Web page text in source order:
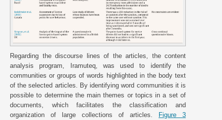
Regarding the discourse lines of the articles, the content
analysis program, Iramuteq, was used to identify the
communities or groups of words highlighted in the body text
of the selected articles. By identifying word communities it is
possible to determine the main themes or topics in a set of
documents, which facilitates the classification and
organization of large collections of articles. Figure 3